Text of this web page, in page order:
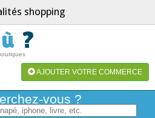
shopping
?
AJOUTER VOTRE COMMERCE
vous ?